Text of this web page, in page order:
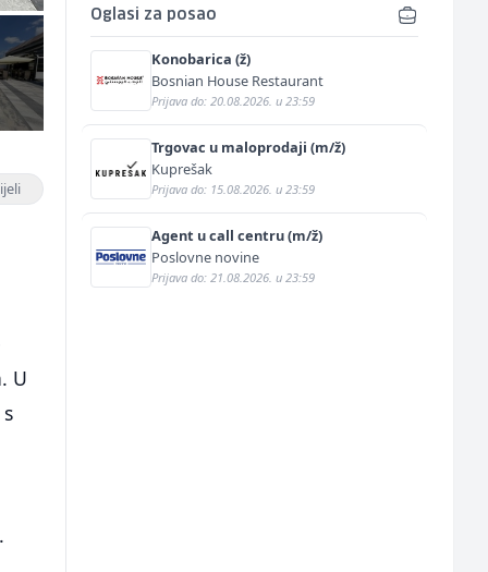
U
Oglasi za posao
Konobarica (ž)
Bosnian House Restaurant
Prijava do: 20.08.2026. u 23:59
Trgovac u maloprodaji (m/ž)
Kuprešak
Prijava do: 15.08.2026. u 23:59
Agent u call centru (m/ž)
Poslovne novine
Prijava do: 21.08.2026. u 23:59